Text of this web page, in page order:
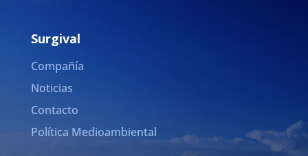
Surgival
Compañía
Noticias
Contacto
Política Medioambiental